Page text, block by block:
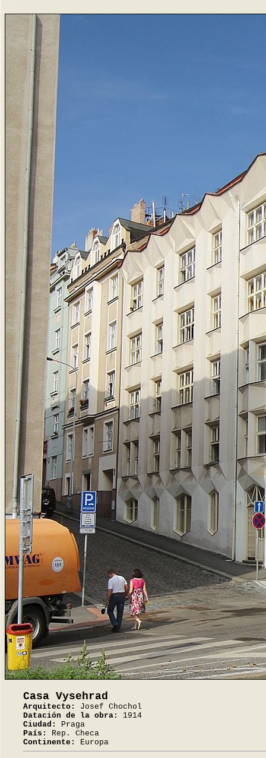
Casa Vysehrad
Arquitecto:
Josef Chochol
Datación de la obra:
1914
Ciudad:
Praga
País:
Rep. Checa
Continente:
Europa